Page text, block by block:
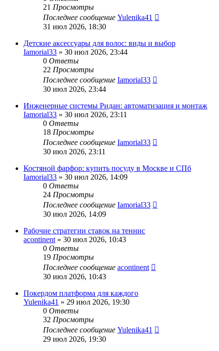
21 Просмотры
Последнее сообщение Yulenika41
31 июл 2026, 18:30
Детские аксессуары для волос: виды и выбор
Iamorial33 » 30 июл 2026, 23:44
0 Ответы
22 Просмотры
Последнее сообщение Iamorial33
30 июл 2026, 23:44
Инженерные системы Ридан: автоматизация и монтаж
Iamorial33 » 30 июл 2026, 23:11
0 Ответы
18 Просмотры
Последнее сообщение Iamorial33
30 июл 2026, 23:11
Костяной фарфор: купить посуду в Москве и СПб
Iamorial33 » 30 июл 2026, 14:09
0 Ответы
24 Просмотры
Последнее сообщение Iamorial33
30 июл 2026, 14:09
Рабочие стратегии ставок на теннис
acontinent » 30 июл 2026, 10:43
0 Ответы
19 Просмотры
Последнее сообщение acontinent
30 июл 2026, 10:43
Покердом платформа для каждого
Yulenika41 » 29 июл 2026, 19:30
0 Ответы
32 Просмотры
Последнее сообщение Yulenika41
29 июл 2026, 19:30